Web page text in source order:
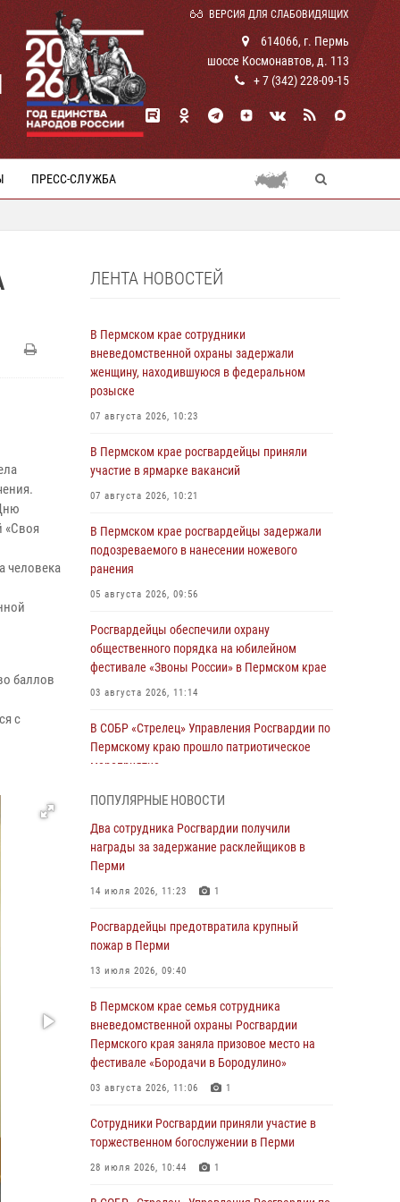
ВЕРСИЯ ДЛЯ СЛАБОВИДЯЩИХ
614066, г. Пермь
шоссе Космонавтов, д. 113
+ 7 (342) 228-09-15
ПРЕСС-СЛУЖБА
«Своя
человека
баллов
с
ЛЕНТА НОВОСТЕЙ
В Пермском крае сотрудники
вневедомственной охраны задержали
женщину, находившуюся в федеральном
розыске
07 августа 2026, 10:23
В Пермском крае росгвардейцы приняли
участие в ярмарке вакансий
07 августа 2026, 10:21
В Пермском крае росгвардейцы задержали
подозреваемого в нанесении ножевого
ранения
05 августа 2026, 09:56
Росгвардейцы обеспечили охрану
общественного порядка на юбилейном
фестивале «Звоны России» в Пермском крае
03 августа 2026, 11:14
В СОБР «Стрелец» Управления Росгвардии по
Пермскому краю прошло патриотическое
мероприятие
В Пермском крае семья сотрудника
вневедомственной охраны Росгвардии
Пермского края заняла призовое место на
фестивале «Бородачи в Бородулино»
В Пермском крае росгвардейцы провели
Росгвардеец спас тонущую женщину в
Пермском крае
30 июля 2026, 05:19
торжественном богослужении в Перми
28 июля 2026, 10:44 1
ПОПУЛЯРНЫЕ НОВОСТИ
Два сотрудника Росгвардии получили
награды за задержание расклейщиков в
Перми
14 июля 2026, 11:23 1
Росгвардейцы предотвратила крупный
пожар в Перми
13 июля 2026, 09:40
В Пермском крае семья сотрудника
вневедомственной охраны Росгвардии
Пермского края заняла призовое место на
фестивале «Бородачи в Бородулино»
03 августа 2026, 11:06 1
Сотрудники Росгвардии приняли участие в
торжественном богослужении в Перми
28 июля 2026, 10:44 1